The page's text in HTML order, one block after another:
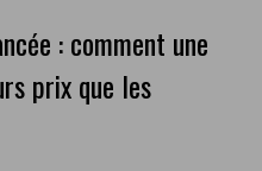
: comment une
prix que les